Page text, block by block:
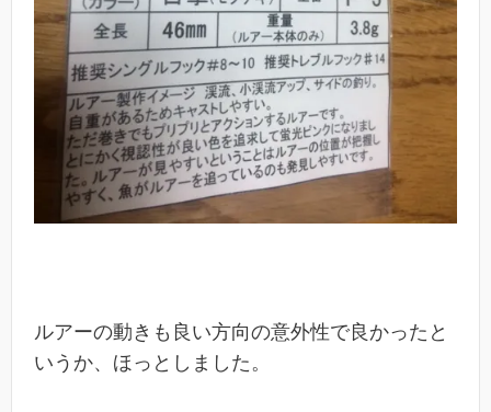
ルアーの動きも良い方向の意外性で良かったと
いうか、ほっとしました。